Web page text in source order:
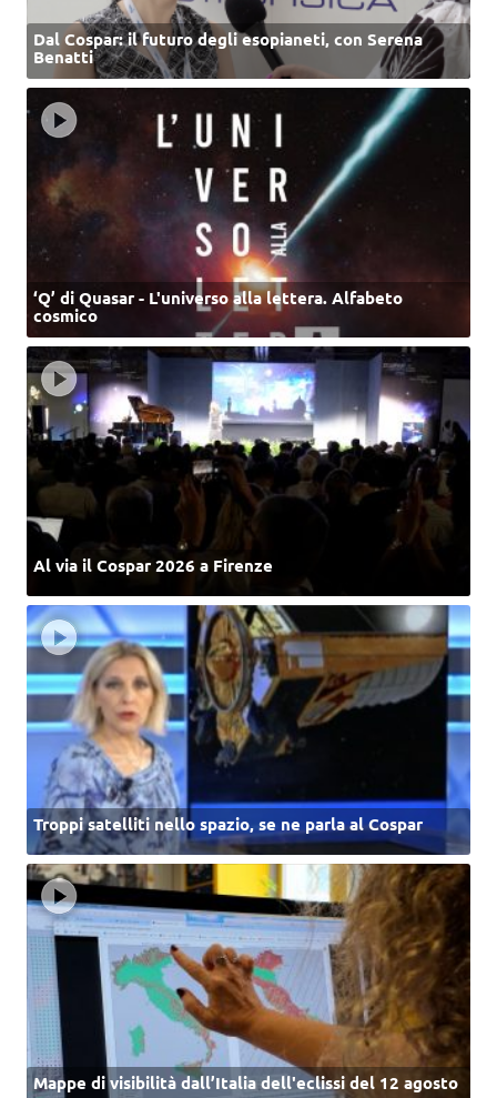
Dal Cospar: il futuro degli esopianeti, con Serena
Benatti
‘Q’ di Quasar - L'universo alla lettera. Alfabeto
cosmico
Al via il Cospar 2026 a Firenze
Troppi satelliti nello spazio, se ne parla al Cospar
Mappe di visibilità dall’Italia dell'eclissi del 12 agosto